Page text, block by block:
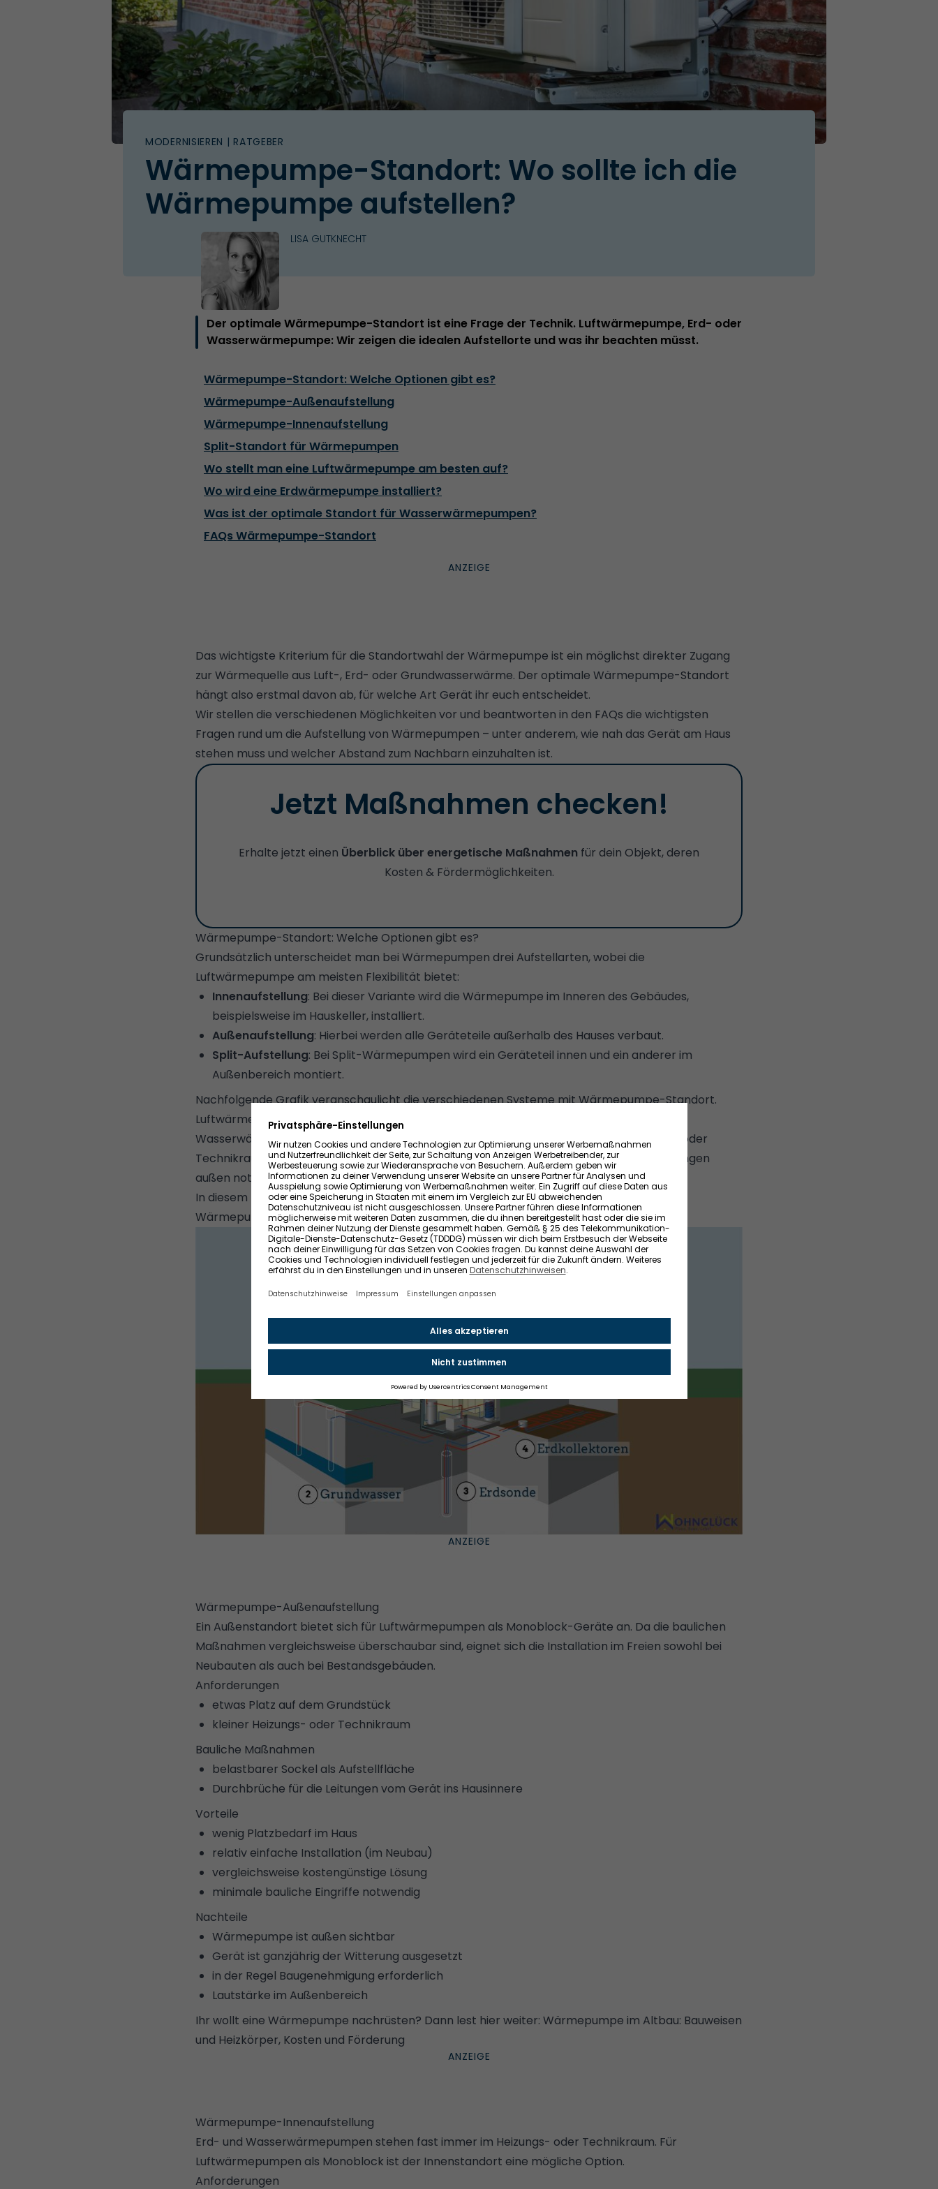
MODERNISIEREN | RATGEBER
Wärmepumpe-Standort: Wo sollte ich die
Wärmepumpe aufstellen?
LISA GUTKNECHT
Der optimale Wärmepumpe-Standort ist eine Frage der Technik. Luftwärmepumpe, Erd- oder
Wasserwärmepumpe: Wir zeigen die idealen Aufstellorte und was ihr beachten müsst.
Wärmepumpe-Standort: Welche Optionen gibt es?
Wärmepumpe-Außenaufstellung
Wärmepumpe-Innenaufstellung
Split-Standort für Wärmepumpen
Wo stellt man eine Luftwärmepumpe am besten auf?
Wo wird eine Erdwärmepumpe installiert?
Was ist der optimale Standort für Wasserwärmepumpen?
FAQs Wärmepumpe-Standort
Das wichtigste Kriterium für die Standortwahl der Wärmepumpe ist ein möglichst direkter Zugang
zur Wärmequelle aus Luft-, Erd- oder Grundwasserwärme. Der optimale Wärmepumpe-Standort
hängt also erstmal davon ab, für welche Art Gerät ihr euch entscheidet.
Wir stellen die verschiedenen Möglichkeiten vor und beantworten in den FAQs die wichtigsten
Fragen rund um die Aufstellung von Wärmepumpen – unter anderem, wie nah das Gerät am Haus
stehen muss und welcher Abstand zum Nachbarn einzuhalten ist.
Jetzt Maßnahmen checken!
Erhalte jetzt einen Überblick über energetische Maßnahmen für dein Objekt, deren
Kosten & Fördermöglichkeiten.
Wärmepumpe-Standort: Welche Optionen gibt es?
Grundsätzlich unterscheidet man bei Wärmepumpen drei Aufstellarten, wobei die
Luftwärmepumpe am meisten Flexibilität bietet:
Innenaufstellung: Bei dieser Variante wird die Wärmepumpe im Inneren des Gebäudes,
beispielsweise im Hauskeller, installiert.
Außenaufstellung: Hierbei werden alle Geräteteile außerhalb des Hauses verbaut.
Split-Aufstellung: Bei Split-Wärmepumpen wird ein Geräteteil innen und ein anderer im
Außenbereich montiert.
Nachfolgende Grafik veranschaulicht die verschiedenen Systeme mit Wärmepumpe-Standort.
Luftwärmepumpen (1) können innen, außen und als Split-Lösung verbaut werden.
Wasserwärmepumpen (2) und Erdwärmepumpen (3,4) stehen fast immer im Heizungs- oder
Technikraum, wobei zusätzlich Bohrungen oder Grabungen sowie die Verlegung von Leitungen
außen notwendig sind.
In diesem Ratgeber bekommt ihr mehr Hintergrundwissen:So funktionieren
Wärmepumpenheizungen
Wärmepumpe-Außenaufstellung
Ein Außenstandort bietet sich für Luftwärmepumpen als Monoblock-Geräte an. Da die baulichen
Maßnahmen vergleichsweise überschaubar sind, eignet sich die Installation im Freien sowohl bei
Neubauten als auch bei Bestandsgebäuden.
Anforderungen
etwas Platz auf dem Grundstück
kleiner Heizungs- oder Technikraum
Bauliche Maßnahmen
belastbarer Sockel als Aufstellfläche
Durchbrüche für die Leitungen vom Gerät ins Hausinnere
Vorteile
wenig Platzbedarf im Haus
relativ einfache Installation (im Neubau)
vergleichsweise kostengünstige Lösung
minimale bauliche Eingriffe notwendig
Nachteile
Wärmepumpe ist außen sichtbar
Gerät ist ganzjährig der Witterung ausgesetzt
in der Regel Baugenehmigung erforderlich
Lautstärke im Außenbereich
Ihr wollt eine Wärmepumpe nachrüsten? Dann lest hier weiter: Wärmepumpe im Altbau: Bauweisen
und Heizkörper, Kosten und Förderung
Wärmepumpe-Innenaufstellung
Erd- und Wasserwärmepumpen stehen fast immer im Heizungs- oder Technikraum. Für
Luftwärmepumpen als Monoblock ist der Innenstandort eine mögliche Option.
Anforderungen